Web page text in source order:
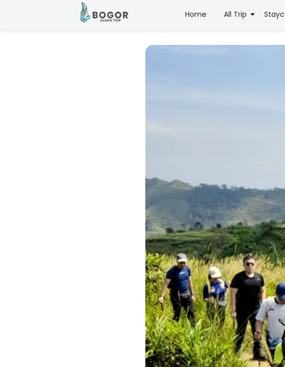
Home All Trip